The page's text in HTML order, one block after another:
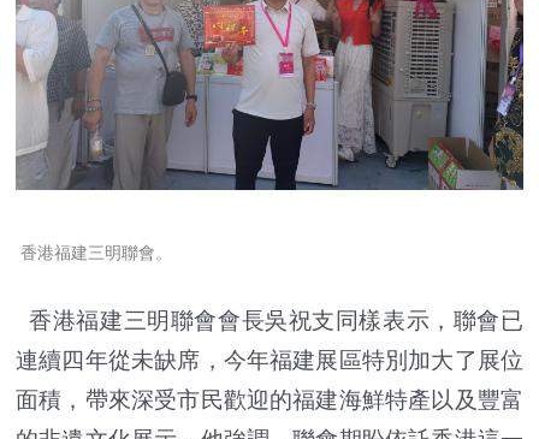
香港福建三明聯會。
香港福建三明聯會會長吳祝支同樣表示，聯會已
連續四年從未缺席，今年福建展區特別加大了展位
面積，帶來深受市民歡迎的福建海鮮特產以及豐富